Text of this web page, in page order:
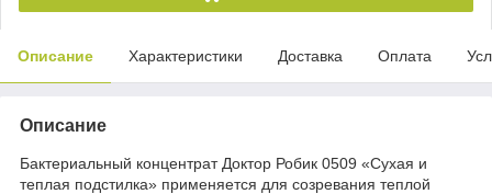
Описание Характеристики Доставка Оплата
Описание
Бактериальный концентрат Доктор Робик 0509 «Сухая и
теплая подстилка» применяется для созревания теплой